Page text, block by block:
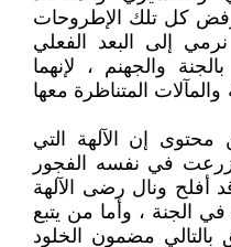
نرفض كل تلك الإطروحات
إلى البعد الفعلي
والجهنم ، لإنهما
المتناظرة معها
محتوى إن الآلهة التي
في نفسه الفجور
أفلح ونال رضى الآلهة
الجنة ، وأما من يتبع
بالتالي مضمون الخلود